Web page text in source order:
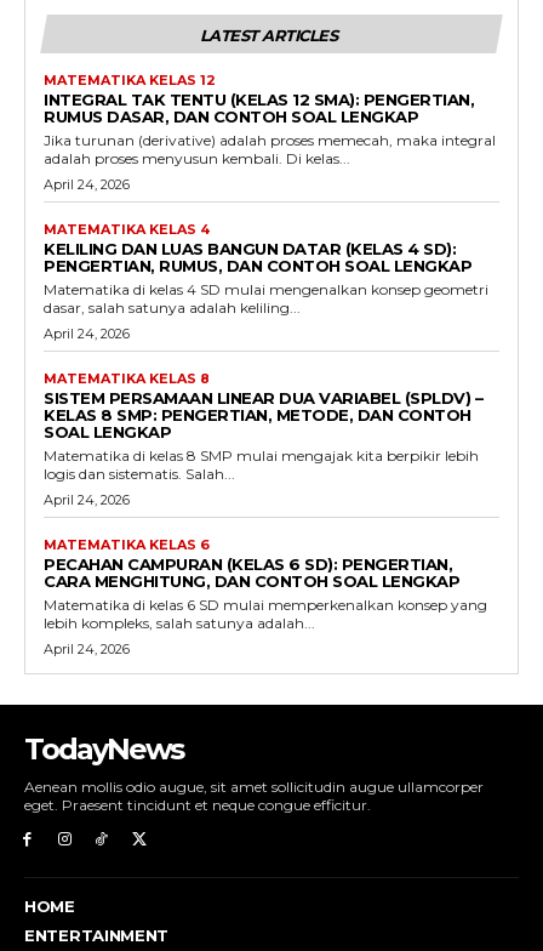
LATEST ARTICLES
MATEMATIKA KELAS 12
INTEGRAL TAK TENTU (KELAS 12 SMA): PENGERTIAN,
RUMUS DASAR, DAN CONTOH SOAL LENGKAP
Jika turunan (derivative) adalah proses memecah, maka integral
adalah proses menyusun kembali. Di kelas...
April 24, 2026
MATEMATIKA KELAS 4
KELILING DAN LUAS BANGUN DATAR (KELAS 4 SD):
PENGERTIAN, RUMUS, DAN CONTOH SOAL LENGKAP
Matematika di kelas 4 SD mulai mengenalkan konsep geometri
dasar, salah satunya adalah keliling...
April 24, 2026
MATEMATIKA KELAS 8
SISTEM PERSAMAAN LINEAR DUA VARIABEL (SPLDV) –
KELAS 8 SMP: PENGERTIAN, METODE, DAN CONTOH
SOAL LENGKAP
Matematika di kelas 8 SMP mulai mengajak kita berpikir lebih
logis dan sistematis. Salah...
April 24, 2026
MATEMATIKA KELAS 6
PECAHAN CAMPURAN (KELAS 6 SD): PENGERTIAN,
CARA MENGHITUNG, DAN CONTOH SOAL LENGKAP
Matematika di kelas 6 SD mulai memperkenalkan konsep yang
lebih kompleks, salah satunya adalah...
April 24, 2026
TodayNews
Aenean mollis odio augue, sit amet sollicitudin augue ullamcorper
eget. Praesent tincidunt et neque congue efficitur.
HOME
ENTERTAINMENT